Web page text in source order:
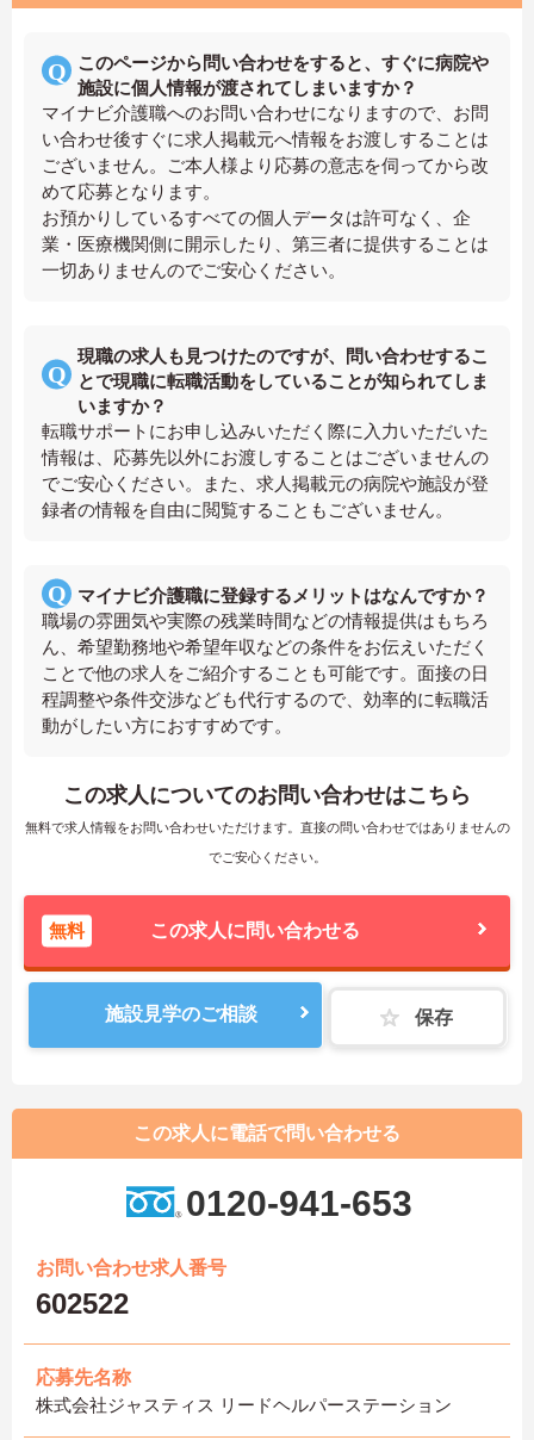
このページから問い合わせをすると、すぐに病院や
施設に個人情報が渡されてしまいますか？
マイナビ介護職へのお問い合わせになりますので、お問
い合わせ後すぐに求人掲載元へ情報をお渡しすることは
ございません。ご本人様より応募の意志を伺ってから改
めて応募となります。
お預かりしているすべての個人データは許可なく、企
業・医療機関側に開示したり、第三者に提供することは
一切ありませんのでご安心ください。
現職の求人も見つけたのですが、問い合わせするこ
とで現職に転職活動をしていることが知られてしま
いますか？
転職サポートにお申し込みいただく際に入力いただいた
情報は、応募先以外にお渡しすることはございませんの
でご安心ください。また、求人掲載元の病院や施設が登
録者の情報を自由に閲覧することもございません。
マイナビ介護職に登録するメリットはなんですか？
職場の雰囲気や実際の残業時間などの情報提供はもちろ
ん、希望勤務地や希望年収などの条件をお伝えいただく
ことで他の求人をご紹介することも可能です。面接の日
程調整や条件交渉なども代行するので、効率的に転職活
動がしたい方におすすめです。
この求人についてのお問い合わせはこちら
無料で求人情報をお問い合わせいただけます。直接の問い合わせではありませんの
でご安心ください。
無料 この求人に問い合わせる
施設見学のご相談 保存
この求人に電話で問い合わせる
0120-941-653
お問い合わせ求人番号
602522
応募先名称
株式会社ジャスティス リードヘルパーステーション